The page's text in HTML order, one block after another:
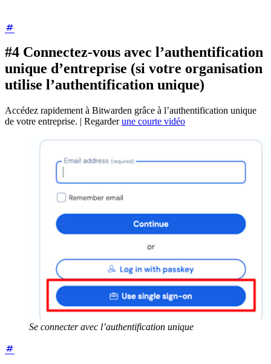
#4 Connectez-vous avec l’authentification
unique d’entreprise (si votre organisation
utilise l’authentification unique)
Accédez rapidement à Bitwarden grâce à l’authentification unique
de votre entreprise. | Regarderune courte vidéo
Se connecter avec l’authentification unique